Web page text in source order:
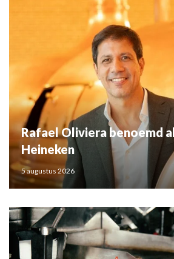
Rafael Oliviera benoemd
Heineken
5 augustus 2026